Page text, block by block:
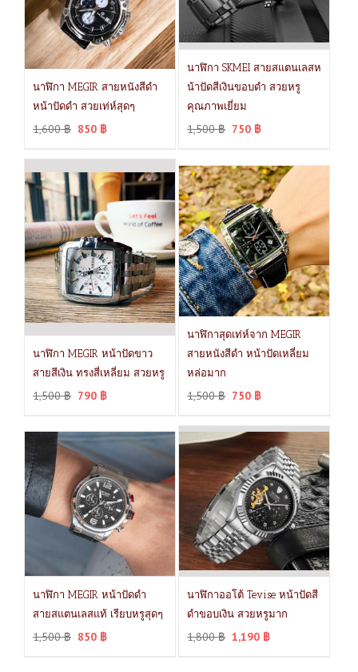
นาฬิกา MEGIR สายหนังสีดำ
หน้าปัดดำ สวยเท่ห์สุดๆ
1,600฿ 850 ฿
นาฬิกา SKMEI สายสแตนเลสห
น้าปัดสีเงินขอบดำ สวยหรู
คุณภาพเยี่ยม
1,500฿ 750 ฿
นาฬิกา MEGIR หน้าปัดขาว
สายสีเงิน ทรงสี่เหลี่ยม สวยหรู
1,500฿ 790 ฿
นาฬิกาสุดเท่ห์จาก MEGIR
สายหนังสีดำ หน้าปัดเหลี่ยม
หล่อมาก
1,500฿ 750 ฿
นาฬิกา MEGIR หน้าปัดดำ
สายสแตนเลสแท้ เรียบหรูสุดๆ
1,500฿ 850 ฿
นาฬิกาออโต้ Tevise หน้าปัดสี
ดำขอบเงิน สวยหรูมาก
1,800฿ 1,190 ฿